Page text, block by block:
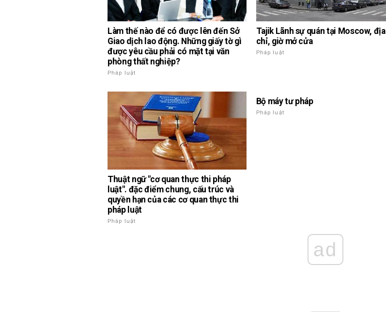
Làm thế nào để có được lên đến Sở
Giao dịch lao động. Những giấy tờ gì
được yêu cầu phải có mặt tại văn
phòng thất nghiệp?
Pháp luật
Tajik Lãnh sự quán tại Moscow, địa
chỉ, giờ mở cửa
Pháp luật
Thuật ngữ "cơ quan thực thi pháp
luật". đặc điểm chung, cấu trúc và
quyền hạn của các cơ quan thực thi
pháp luật
Pháp luật
Bộ máy tư pháp
Pháp luật
ad